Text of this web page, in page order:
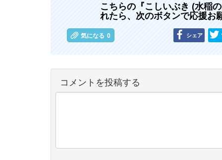
こちらの『こしいぶき (水稲
れたら、次のボタンで応援お
気になる 0 シェア
コメントを投稿する